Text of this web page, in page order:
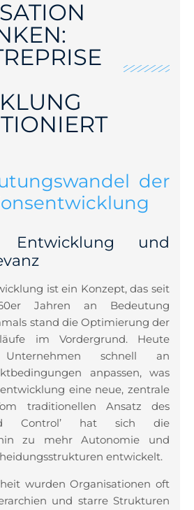
der
Entwicklung und
ist ein Konzept, das seit
Jahren an Bedeutung
stand die Optimierung der
im Vordergrund. Heute
schnell an
anpassen, was
eine neue, zentrale
traditionellen Ansatz des
Control’ hat sich die
zu mehr Autonomie und
entwickelt.
wurden Organisationen oft
und starre Strukturen